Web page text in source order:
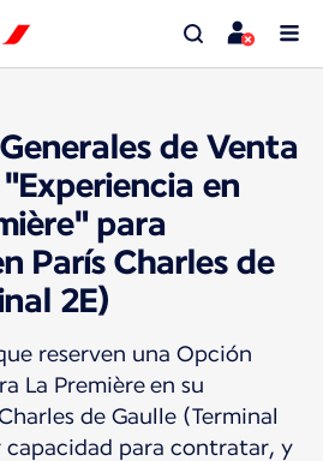
de Venta
en
para
París Charles de
2E)
reserven una Opción
La Première en su
de Gaulle (Terminal
capacidad para contratar, y